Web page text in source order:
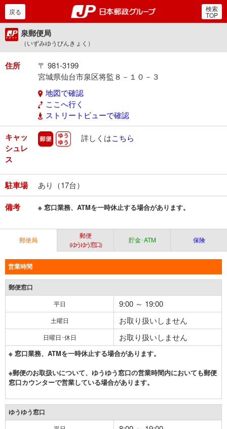
郵便局・日本郵政グルー
戻る 検索
TOP
泉郵便局
（いずみゆうびんきょく）
住所
〒 981-3199
宮城県仙台市泉区将監８－１０－３
地図で確認
ここへ行く
ストリートビューで確認
キャッ
シュレ
ス
郵便 ゆうゆう
詳しくはこちら
駐車場 あり（17台）
備考 ※ 窓口業務、ATMを一時休止する場合があります。
郵便局
郵便
（ゆうゆう窓口）
貯金･ATM 保険
営業時間
郵便窓口
平日 9:00 ～ 19:00
土曜日 お取り扱いしません
日曜日･休日 お取り扱いしません
※ 窓口業務、ATMを一時休止する場合があります。
※郵便のお取扱いについて、ゆうゆう窓口の営業時間内においても郵便
窓口カウンターで営業している場合があります。
ゆうゆう窓口